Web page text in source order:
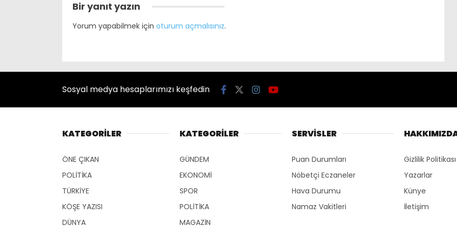
Bir yanıt yazın
Yorum yapabilmek için oturum açmalısınız.
Sosyal medya hesaplarımızı keşfedin
KATEGORİLER
ÖNE ÇIKAN
POLİTİKA
TÜRKİYE
KÖŞE YAZISI
DÜNYA
KATEGORİLER
GÜNDEM
EKONOMİ
SPOR
POLİTİKA
MAGAZİN
SERVİSLER
Puan Durumları
Nöbetçi Eczaneler
Hava Durumu
Namaz Vakitleri
Gizlilik Politikası
Yazarlar
Künye
İletişim